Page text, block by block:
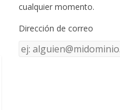
cualquier momento.
Dirección de correo
Dirección